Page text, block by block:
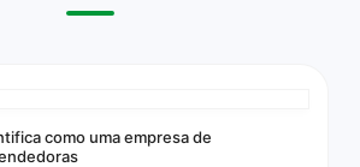
como uma empresa de